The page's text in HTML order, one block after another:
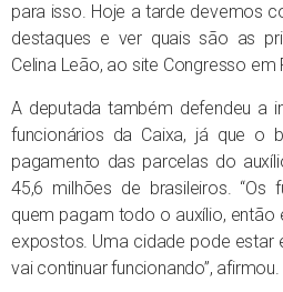
para isso. Hoje a tarde devemos
destaques e ver quais são as
Celina Leão, ao site Congresso em
A deputada também defendeu a
funcionários da Caixa, já que o
pagamento das parcelas do
45,6 milhões de brasileiros. “Os
quem pagam todo o auxílio,
expostos. Uma cidade pode estar
vai continuar funcionando”, afirmou.